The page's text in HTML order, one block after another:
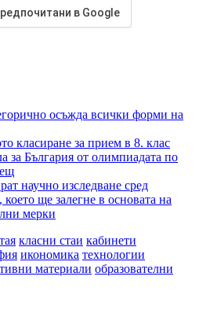
в Google
осъжда всички форми на
класиране за прием в 8. клас
за България от олимпиадата по
научно изследване сред
ще залегне в основата на
мерки
класни стаи кабинети
икономика технологии
материали образователни